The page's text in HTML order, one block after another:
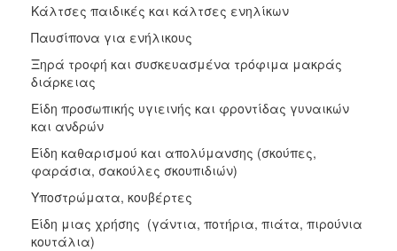
Κάλτσες παιδικές και κάλτσες ενηλίκων
Παυσίπονα για ενήλικους
Ξηρά τροφή και συσκευασμένα τρόφιμα μακράς
διάρκειας
Είδη προσωπικής υγιεινής και φροντίδας γυναικών
και ανδρών
Είδη καθαρισμού και απολύμανσης (σκούπες,
φαράσια, σακούλες σκουπιδιών)
Υποστρώματα, κουβέρτες
Είδη μιας χρήσης (γάντια, ποτήρια, πιάτα, πιρούνια
κουτάλια)